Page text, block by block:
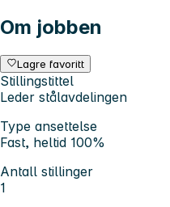
Om jobben
Lagre favoritt
Stillingstittel
Leder stålavdelingen
Type ansettelse
Fast, heltid 100%
Antall stillinger
1